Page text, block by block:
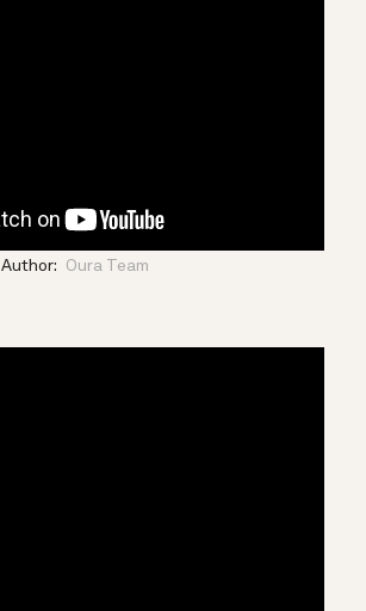
Author: Oura Team